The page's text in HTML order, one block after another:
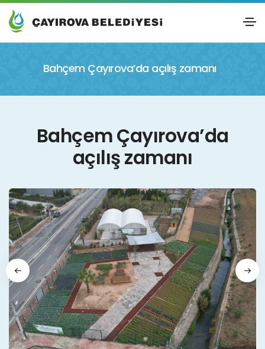
Bahçem Çayırova’da açılış zamanı
Bahçem Çayırova’da
açılış zamanı